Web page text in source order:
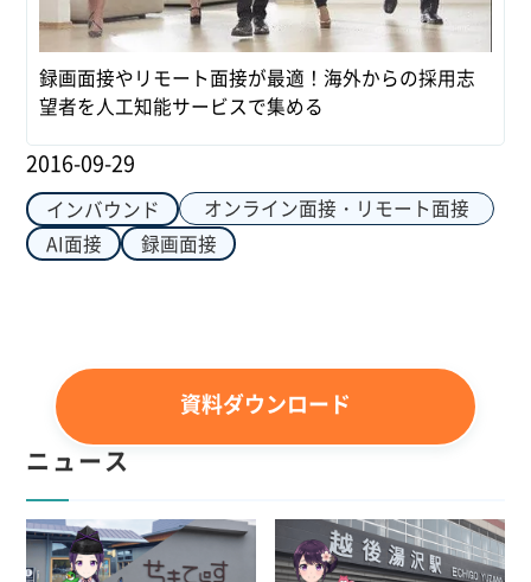
録画面接やリモート面接が最適！海外からの採用志
望者を人工知能サービスで集める
2016-09-29
インバウンド
オンライン面接・リモート面接
AI面接
録画面接
資料ダウンロード
ニュース